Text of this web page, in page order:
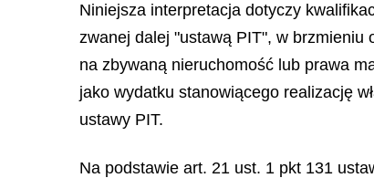
Niniejsza interpretacja dotyczy
zwanej dalej "ustawą PIT", w brzmieniu
na zbywaną nieruchomość lub prawa
jako wydatku stanowiącego realizację
ustawy PIT.
Na podstawie art. 21 ust. 1 pkt 131